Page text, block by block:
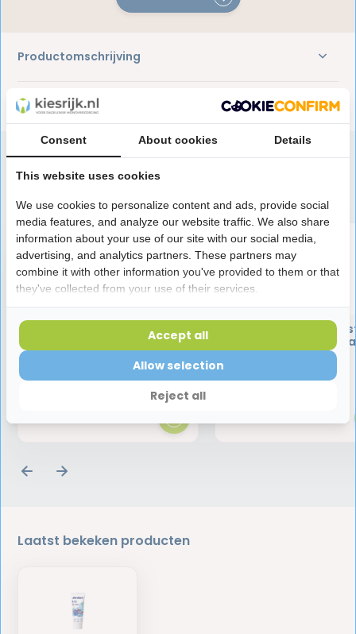
Productomschrijving
Reviews
Elmex Leertandenborstel 0-
2,75
Elmex
2 Jaar + 12ml
3,95
Laatst bekeken producten
Consent About cookies Details
This website uses cookies
We use cookies to personalize content and ads, provide social
media features, and analyze our website traffic. We also share
information about your use of our site with our social media,
advertising, and analytics partners. These partners may
combine it with other information you've provided to them or that
they've collected from your use of their services.
Reject all
Allow selection
Accept all